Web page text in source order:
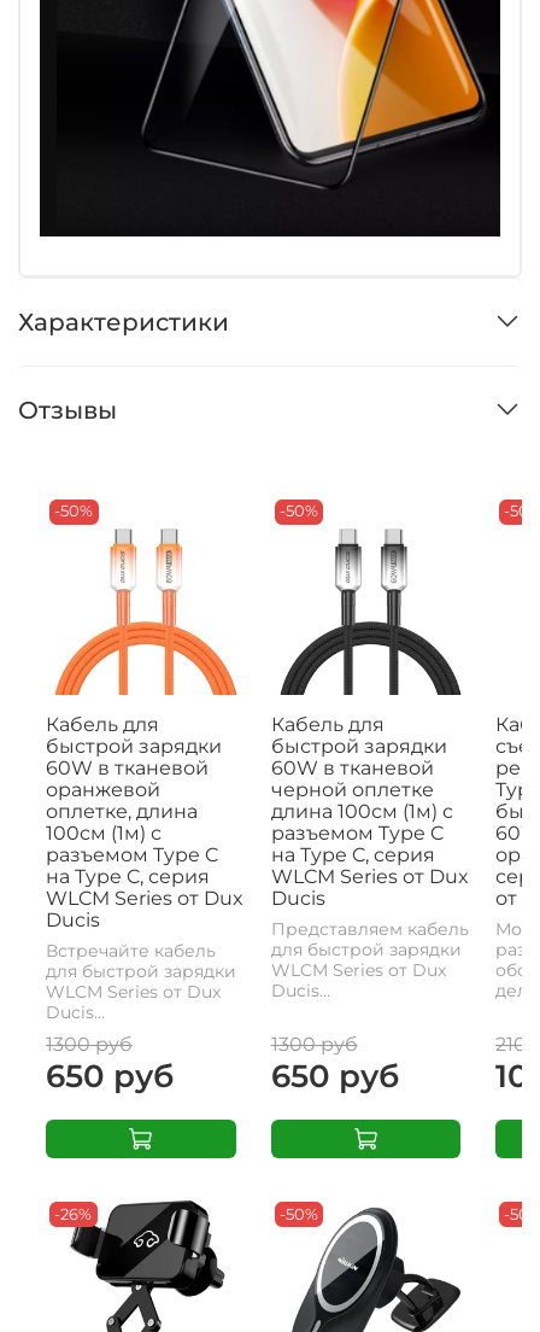
Характеристики
Отзывы
-50%
Кабель для
быстрой зарядки
60W в тканевой
оранжевой
оплетке, длина
100см (1м) с
разъемом Type C
на Type C, серия
WLCM Series от Dux
Ducis
Встречайте кабель
для быстрой зарядки
WLCM Series от Dux
Ducis...
1300 руб
650 руб
-50%
Кабель для
быстрой зарядки
60W в тканевой
черной оплетке
длина 100см (1м) с
разъемом Type C
на Type C, серия
WLCM Series от Dux
Ducis
Представляем кабель
для быстрой зарядки
WLCM Series от Dux
Ducis...
1300 руб
650 руб
-
от
-26% -50% -